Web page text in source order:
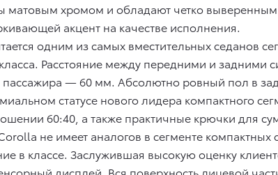
матовым хромом и обладают четко
акцент на качестве исполнения.
одним из самых вместительных седанов
Расстояние между передними и задними
пассажира — 60 мм. Абсолютно ровный пол в
статусе нового лидера компактного
60:40, а также практичные крючки для
не имеет аналогов в сегменте
в классе. Заслужившая высокую оценку